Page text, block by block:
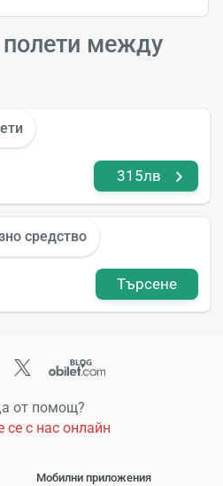
между
315лв
средство
Търсене
от помощ?
се с нас онлайн
Мобилни приложения